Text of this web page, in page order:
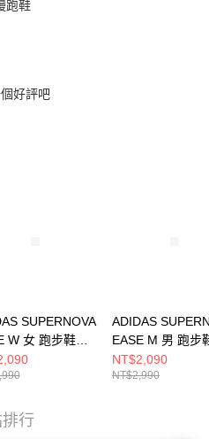
跑鞋
好評吧
SUPERNOVA
W 女 跑步鞋
ADIDAS
EASE M 男 跑步
JI1426
NT$2,090
NT$2,990
行